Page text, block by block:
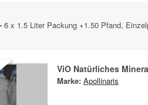
6 x 1.5 Liter Packung +1.50 Pfand,
ViO Natürliches
Marke: Apollinaris